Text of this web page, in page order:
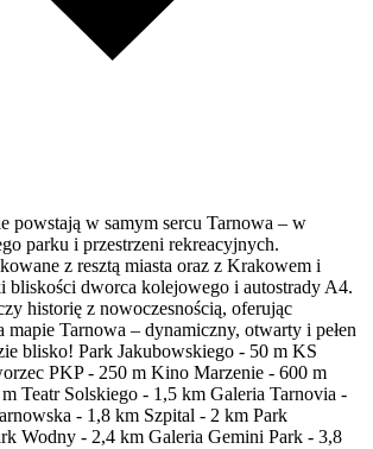
powstają w samym sercu Tarnowa – w
parku i przestrzeni rekreacyjnych.
z resztą miasta oraz z Krakowem i
bliskości dworca kolejowego i autostrady A4.
historię z nowoczesnością, oferując
Tarnowa – dynamiczny, otwarty i pełen
blisko! Park Jakubowskiego - 50 m KS
PKP - 250 m Kino Marzenie - 600 m
Teatr Solskiego - 1,5 km Galeria Tarnovia -
- 1,8 km Szpital - 2 km Park
Wodny - 2,4 km Galeria Gemini Park - 3,8